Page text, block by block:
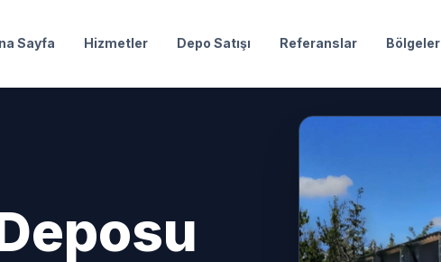
Sayfa Hizmetler Depo Satışı Referanslar Bölgeler